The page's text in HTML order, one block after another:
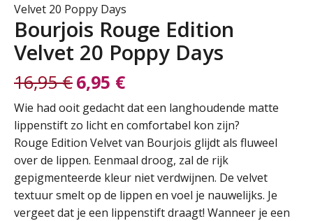
Velvet 20 Poppy Days
Bourjois Rouge Edition
Velvet 20 Poppy Days
16,95€
Oorspronkelijke
prijs
was:
16,95 €.
6,95 €
Huidige
prijs
is:
6,95 €.
Wie had ooit gedacht dat een langhoudende matte
lippenstift zo licht en comfortabel kon zijn?
Rouge Edition Velvet van Bourjois glijdt als fluweel
over de lippen. Eenmaal droog, zal de rijk
gepigmenteerde kleur niet verdwijnen. De velvet
textuur smelt op de lippen en voel je nauwelijks. Je
vergeet dat je een lippenstift draagt! Wanneer je een